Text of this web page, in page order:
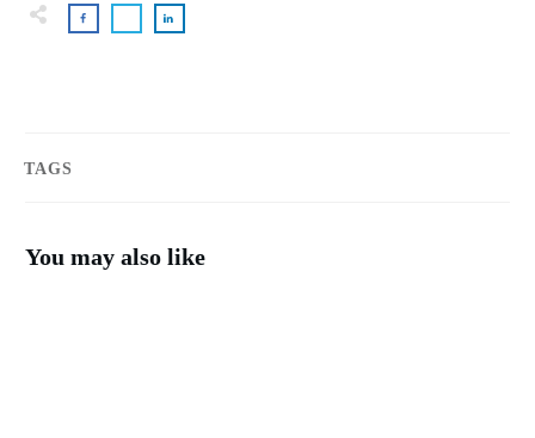
TAGS
You may also like